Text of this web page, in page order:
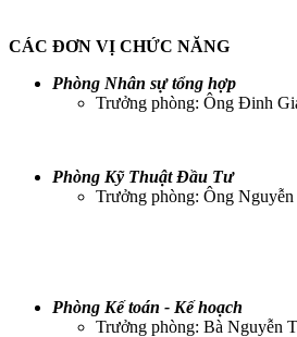
CÁC ĐƠN VỊ CHỨC NĂNG
Phòng Nhân sự tổng hợp
Trưởng phòng: Ông Đinh
Phòng Kỹ Thuật Đầu Tư
Trưởng phòng: Ông
Phòng Kế toán - Kế hoạch
Trưởng phòng: Bà Nguyễn